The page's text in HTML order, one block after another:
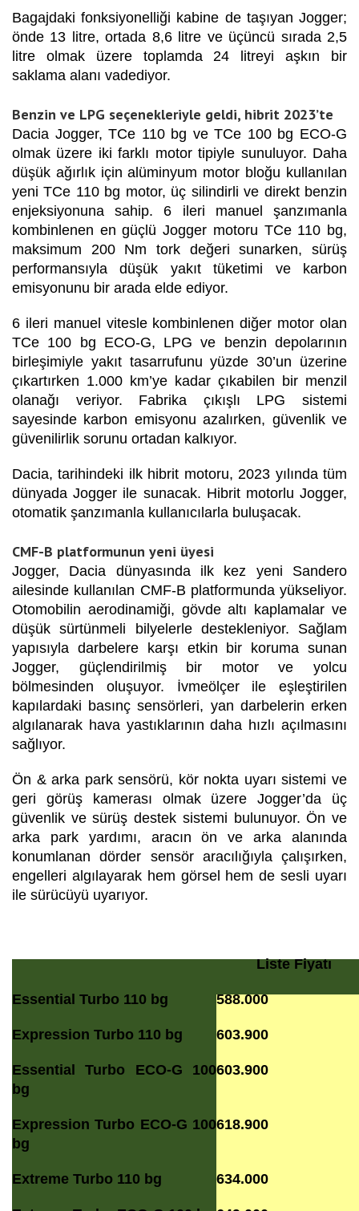
Bagajdaki fonksiyonelliği kabine de taşıyan Jogger;
önde 13 litre, ortada 8,6 litre ve üçüncü sırada 2,5
litre olmak üzere toplamda 24 litreyi aşkın bir
saklama alanı vadediyor.
Benzin ve LPG seçenekleriyle geldi, hibrit 2023’te
Dacia Jogger, TCe 110 bg ve TCe 100 bg ECO-G
olmak üzere iki farklı motor tipiyle sunuluyor. Daha
düşük ağırlık için alüminyum motor bloğu kullanılan
yeni TCe 110 bg motor, üç silindirli ve direkt benzin
enjeksiyonuna sahip. 6 ileri manuel şanzımanla
kombinlenen en güçlü Jogger motoru TCe 110 bg,
maksimum 200 Nm tork değeri sunarken, sürüş
performansıyla düşük yakıt tüketimi ve karbon
emisyonunu bir arada elde ediyor.
6 ileri manuel vitesle kombinlenen diğer motor olan
TCe 100 bg ECO-G, LPG ve benzin depolarının
birleşimiyle yakıt tasarrufunu yüzde 30’un üzerine
çıkartırken 1.000 km’ye kadar çıkabilen bir menzil
olanağı veriyor. Fabrika çıkışlı LPG sistemi
sayesinde karbon emisyonu azalırken, güvenlik ve
güvenilirlik sorunu ortadan kalkıyor.
Dacia, tarihindeki ilk hibrit motoru, 2023 yılında tüm
dünyada Jogger ile sunacak. Hibrit motorlu Jogger,
otomatik şanzımanla kullanıcılarla buluşacak.
CMF-B platformunun yeni üyesi
Jogger, Dacia dünyasında ilk kez yeni Sandero
ailesinde kullanılan CMF-B platformunda yükseliyor.
Otomobilin aerodinamiği, gövde altı kaplamalar ve
düşük sürtünmeli bilyelerle destekleniyor. Sağlam
yapısıyla darbelere karşı etkin bir koruma sunan
Jogger, güçlendirilmiş bir motor ve yolcu
bölmesinden oluşuyor. İvmeölçer ile eşleştirilen
kapılardaki basınç sensörleri, yan darbelerin erken
algılanarak hava yastıklarının daha hızlı açılmasını
sağlıyor.
Ön & arka park sensörü, kör nokta uyarı sistemi ve
geri görüş kamerası olmak üzere Jogger’da üç
güvenlik ve sürüş destek sistemi bulunuyor. Ön ve
arka park yardımı, aracın ön ve arka alanında
konumlanan dörder sensör aracılığıyla çalışırken,
engelleri algılayarak hem görsel hem de sesli uyarı
ile sürücüyü uyarıyor.
Liste Fiyatı
Essential Turbo 110 bg 588.000
Expression Turbo 110 bg 603.900
Essential Turbo ECO-G 100
bg
603.900
Expression Turbo ECO-G 100
bg
618.900
Extreme Turbo 110 bg 634.000